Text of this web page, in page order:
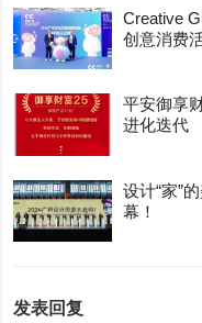
Creative
创意消费
平安御享
进化迭代
设计“家”
幕！
发表回复